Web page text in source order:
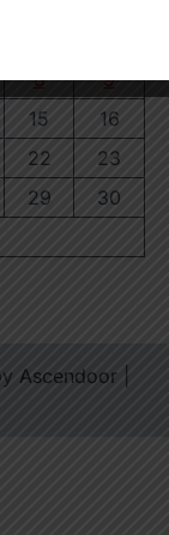
8
9
15
16
22
23
29
30
Ascendoor